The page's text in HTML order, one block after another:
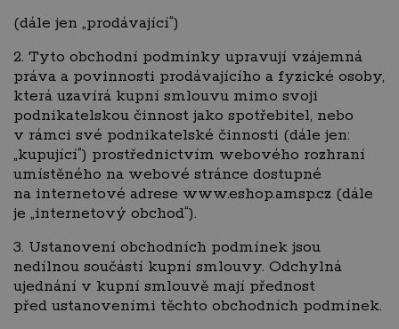
(dále jen „prodávající“)
2. Tyto obchodní podmínky upravují vzájemná
práva a povinnosti prodávajícího a fyzické osoby,
která uzavírá kupní smlouvu mimo svoji
podnikatelskou činnost jako spotřebitel, nebo
v rámci své podnikatelské činnosti (dále jen:
„kupující“) prostřednictvím webového rozhraní
umístěného na webové stránce dostupné
na internetové adrese www.eshop.amsp.cz (dále
je „internetový obchod“).
3. Ustanovení obchodních podmínek jsou
nedílnou součástí kupní smlouvy. Odchylná
ujednání v kupní smlouvě mají přednost
před ustanoveními těchto obchodních podmínek.